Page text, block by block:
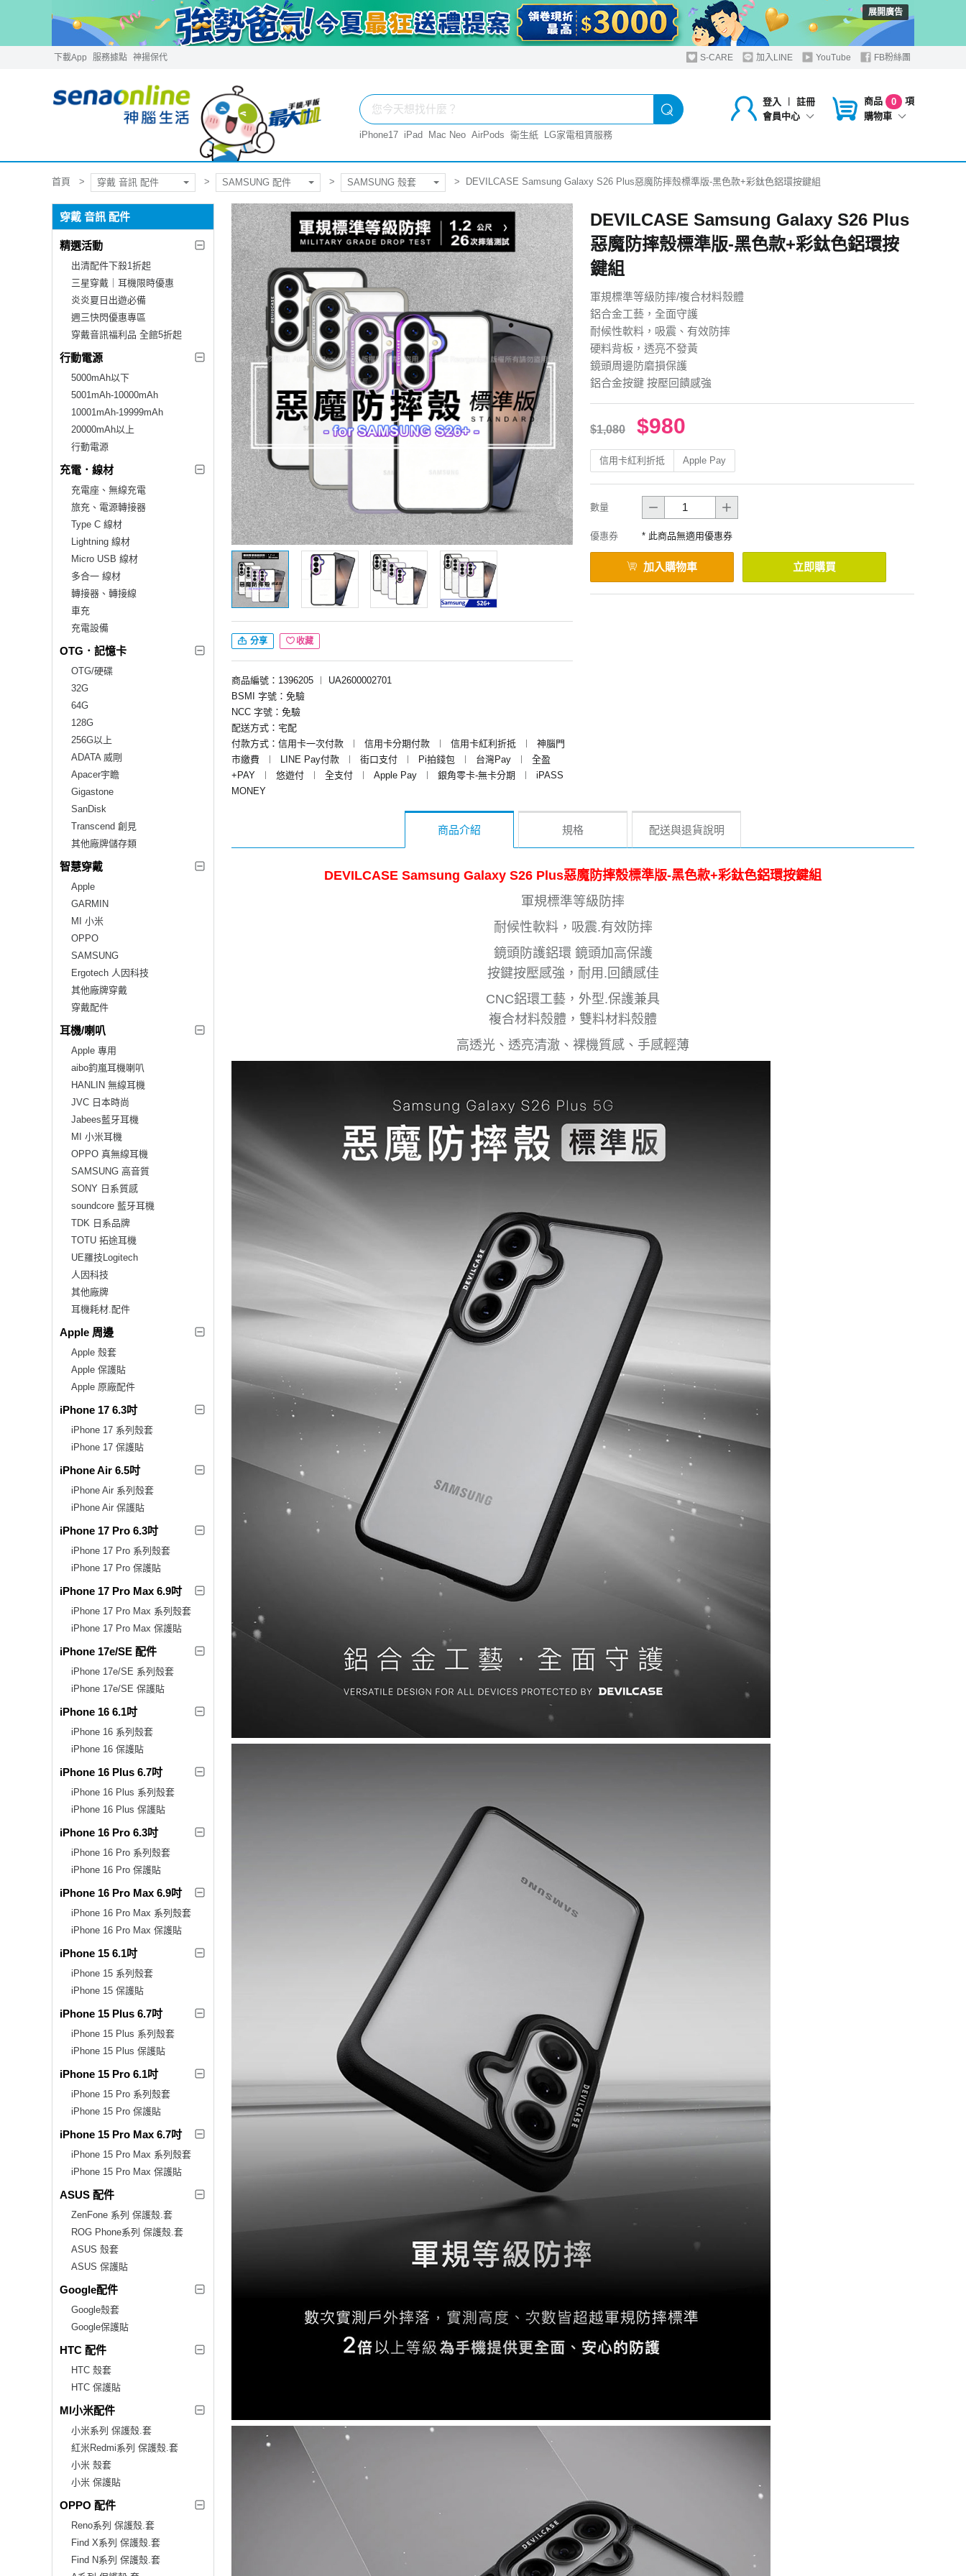
展開廣告
下載App 服務據點 神揚保代 S-CARE 加入LINE YouTube FB粉絲團
登入 ︱
註冊
會員中心
商品 0
項
購物車
iPhone17 iPad Mac Neo AirPods 衛生紙 LG家電租賃服務
首頁 穿戴 音訊 配件 SAMSUNG 配件 SAMSUNG 殼套 DEVILCASE Samsung Galaxy S26 Plus惡魔防摔殼標準版-黑色款+彩鈦色鋁環按鍵組
穿戴 音訊 配件
精選活動
出清配件下殺1折起
三星穿戴｜耳機限時優惠
炎炎夏日出遊必備
週三快閃優惠專區
穿戴音訊福利品 全館5折起
行動電源
5000mAh以下
5001mAh-10000mAh
10001mAh-19999mAh
20000mAh以上
行動電源
充電．線材
充電座、無線充電
旅充、電源轉接器
Type C 線材
Lightning 線材
Micro USB 線材
多合一 線材
轉接器、轉接線
車充
充電設備
OTG．記憶卡
OTG/硬碟
32G
64G
128G
256G以上
ADATA 威剛
Apacer宇瞻
Gigastone
SanDisk
Transcend 創見
其他廠牌儲存類
智慧穿戴
Apple
GARMIN
MI 小米
OPPO
SAMSUNG
Ergotech 人因科技
其他廠牌穿戴
穿戴配件
耳機/喇叭
Apple 專用
aibo鈞嵐耳機喇叭
HANLIN 無線耳機
JVC 日本時尚
Jabees藍牙耳機
MI 小米耳機
OPPO 真無線耳機
SAMSUNG 高音質
SONY 日系質感
soundcore 藍牙耳機
TDK 日系品牌
TOTU 拓途耳機
UE羅技Logitech
人因科技
其他廠牌
耳機耗材.配件
Apple 周邊
Apple 殼套
Apple 保護貼
Apple 原廠配件
iPhone 17 6.3吋
iPhone 17 系列殼套
iPhone 17 保護貼
iPhone Air 6.5吋
iPhone Air 系列殼套
iPhone Air 保護貼
iPhone 17 Pro 6.3吋
iPhone 17 Pro 系列殼套
iPhone 17 Pro 保護貼
iPhone 17 Pro Max 6.9吋
iPhone 17 Pro Max 系列殼套
iPhone 17 Pro Max 保護貼
iPhone 17e/SE 配件
iPhone 17e/SE 系列殼套
iPhone 17e/SE 保護貼
iPhone 16 6.1吋
iPhone 16 系列殼套
iPhone 16 保護貼
iPhone 16 Plus 6.7吋
iPhone 16 Plus 系列殼套
iPhone 16 Plus 保護貼
iPhone 16 Pro 6.3吋
iPhone 16 Pro 系列殼套
iPhone 16 Pro 保護貼
iPhone 16 Pro Max 6.9吋
iPhone 16 Pro Max 系列殼套
iPhone 16 Pro Max 保護貼
iPhone 15 6.1吋
iPhone 15 系列殼套
iPhone 15 保護貼
iPhone 15 Plus 6.7吋
iPhone 15 Plus 系列殼套
iPhone 15 Plus 保護貼
iPhone 15 Pro 6.1吋
iPhone 15 Pro 系列殼套
iPhone 15 Pro 保護貼
iPhone 15 Pro Max 6.7吋
iPhone 15 Pro Max 系列殼套
iPhone 15 Pro Max 保護貼
ASUS 配件
ZenFone 系列 保護殼.套
ROG Phone系列 保護殼.套
ASUS 殼套
ASUS 保護貼
Google配件
Google殼套
Google保護貼
HTC 配件
HTC 殼套
HTC 保護貼
MI小米配件
小米系列 保護殼.套
紅米Redmi系列 保護殼.套
小米 殼套
小米 保護貼
OPPO 配件
Reno系列 保護殼.套
Find X系列 保護殼.套
Find N系列 保護殼.套
分享 收藏
商品編號：1396205 ︱
UA2600002701
BSMI 字號：免驗
NCC 字號：免驗
配送方式：宅配
付款方式：信用卡一次付款
︱ 信用卡分期付款 ︱ 信用卡紅利折抵 ︱
神腦門
市繳費
︱ LINE Pay付款 ︱ 街口支付 ︱ Pi拍錢包 ︱ 台灣Pay ︱
全盈
+PAY
︱ 悠遊付 ︱ 全支付 ︱ Apple Pay ︱ 銀角零卡-無卡分期 ︱
iPASS
MONEY
DEVILCASE Samsung Galaxy S26 Plus
惡魔防摔殼標準版-黑色款+彩鈦色鋁環按
鍵組
軍規標準等級防摔/複合材料殼體
鋁合金工藝，全面守護
耐候性軟料，吸震、有效防摔
硬料背板，透亮不發黃
鏡頭周邊防磨損保護
鋁合金按鍵 按壓回饋感強
$1,080 $980
信用卡紅利折抵 Apple Pay
數量
優惠券 * 此商品無適用優惠券
加入購物車 立即購買
商品介紹 規格 配送與退貨說明
DEVILCASE Samsung Galaxy S26 Plus惡魔防摔殼標準版-黑色款+彩鈦色鋁環按鍵組
軍規標準等級防摔
耐候性軟料，吸震.有效防摔
鏡頭防護鋁環 鏡頭加高保護
按鍵按壓感強，耐用.回饋感佳
CNC鋁環工藝，外型.保護兼具
複合材料殼體，雙料材料殼體
高透光、透亮清澈、裸機質感、手感輕薄